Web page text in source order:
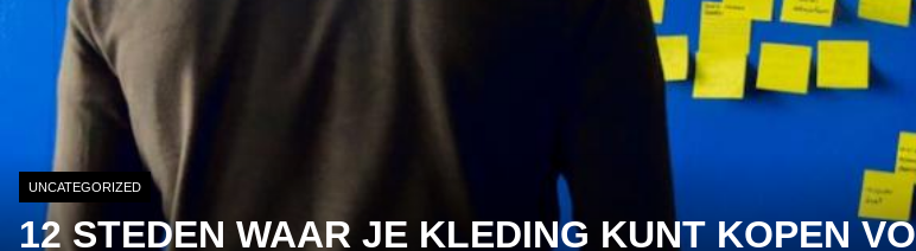
UNCATEGORIZED
12 STEDEN WAAR JE KLEDING KUNT KOPEN